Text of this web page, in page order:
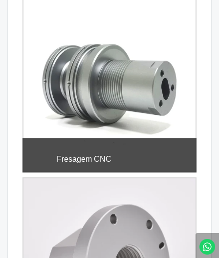
Fresagem CNC